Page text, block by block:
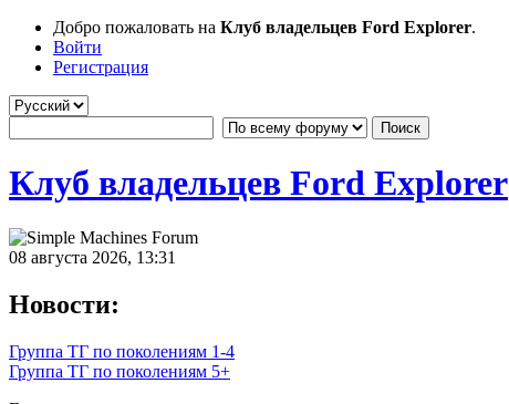
Добро пожаловать на Клуб владельцев Ford Explorer.
Войти
Регистрация
Клуб владельцев Ford Explorer
08 августа 2026, 13:31
Новости:
Группа ТГ по поколениям 1-4
Группа ТГ по поколениям 5+